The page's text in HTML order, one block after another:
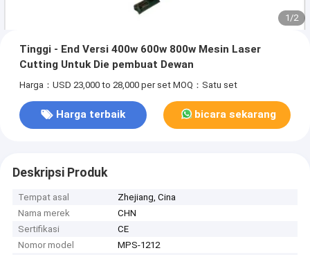
1/2
Tinggi - End Versi 400w 600w 800w Mesin Laser
Cutting Untuk Die pembuat Dewan
Harga：USD 23,000 to 28,000 per set MOQ：Satu set
Harga terbaik bicara sekarang
Deskripsi Produk
Tempat asal
Zhejiang, Cina
Nama merek
CHN
Sertifikasi
CE
Nomor model
MPS-1212